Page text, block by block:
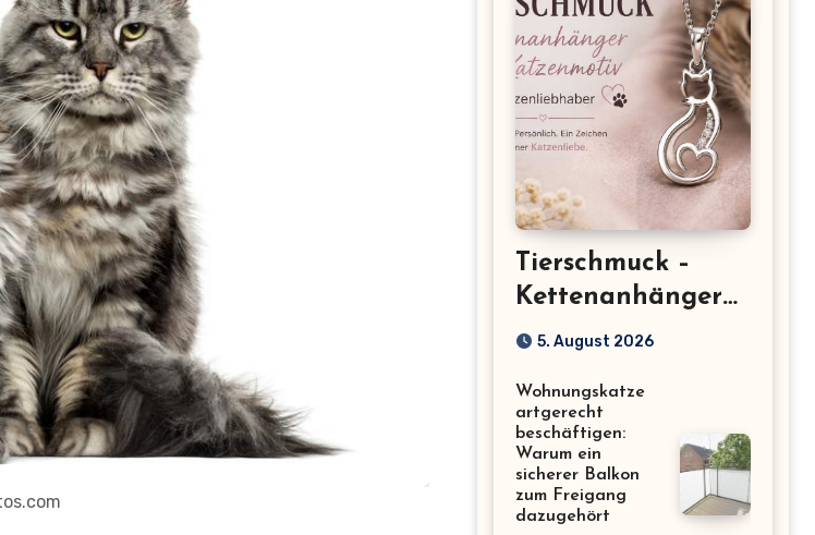
Tierschmuck –
Kettenanhänger
mit Katzenmotiv
Katzenliebhaber
5. August 2026
Wohnungskatze
artgerecht
beschäftigen:
Warum ein
sicherer Balkon
zum Freigang
dazugehört